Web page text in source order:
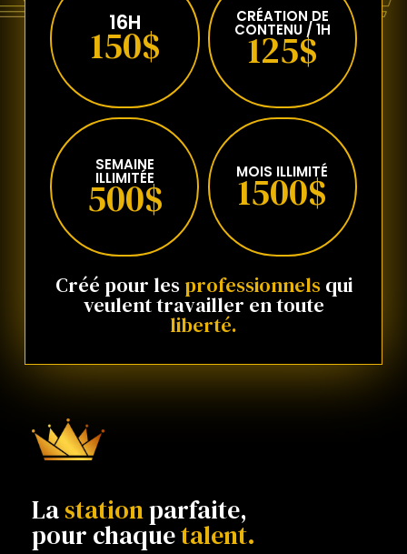
16H
150$
CRÉATION DE
CONTENU / 1H
125$
SEMAINE
ILLIMITÉE
500$
MOIS ILLIMITÉ
1500$
Créé pour les professionnelsqui
veulent travailler en toute
liberté.
Lastationparfaite,
pour chaquetalent.